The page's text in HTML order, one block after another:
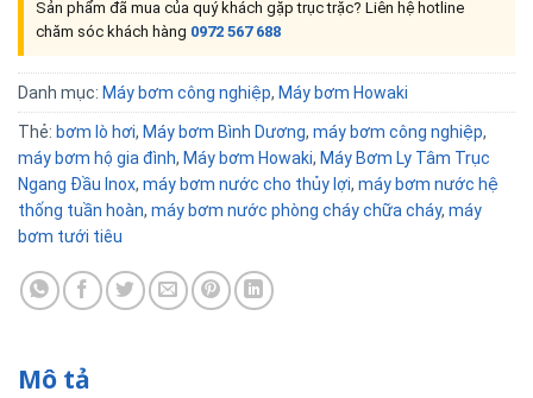
Sản phẩm đã mua của quý khách gặp trục trặc? Liên hệ hotline
chăm sóc khách hàng 0972 567 688
Danh mục: Máy bơm công nghiệp, Máy bơm Howaki
Thẻ: bơm lò hơi, Máy bơm Bình Dương, máy bơm công nghiệp,
máy bơm hộ gia đình, Máy bơm Howaki, Máy Bơm Ly Tâm Trục
Ngang Đầu Inox, máy bơm nước cho thủy lợi, máy bơm nước hệ
thống tuần hoàn, máy bơm nước phòng cháy chữa cháy, máy
bơm tưới tiêu
Mô tả